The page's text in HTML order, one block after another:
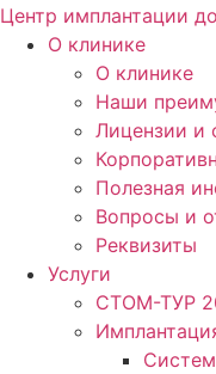
Центр имплантации
О клинике
О клинике
Наши
Лицензии и
Полезная
Вопросы и
Реквизиты
Услуги
СТОМ-ТУР